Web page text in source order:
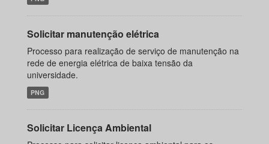
Solicitar manutenção elétrica
Processo para realização de serviço de manutenção na
rede de energia elétrica de baixa tensão da
universidade.
PNG
Solicitar Licença Ambiental